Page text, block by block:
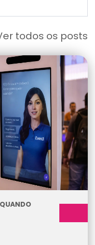
todos os posts